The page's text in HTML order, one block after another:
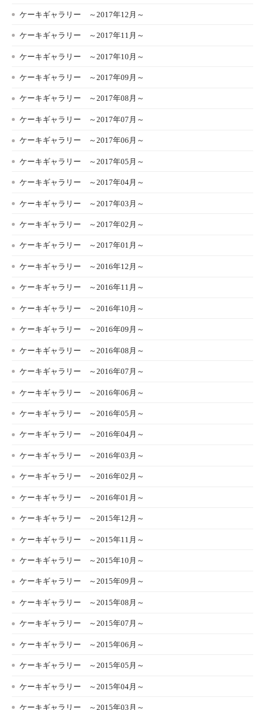
ケーキギャラリー ～2017年12月～
ケーキギャラリー ～2017年11月～
ケーキギャラリー ～2017年10月～
ケーキギャラリー ～2017年09月～
ケーキギャラリー ～2017年08月～
ケーキギャラリー ～2017年07月～
ケーキギャラリー ～2017年06月～
ケーキギャラリー ～2017年05月～
ケーキギャラリー ～2017年04月～
ケーキギャラリー ～2017年03月～
ケーキギャラリー ～2017年02月～
ケーキギャラリー ～2017年01月～
ケーキギャラリー ～2016年12月～
ケーキギャラリー ～2016年11月～
ケーキギャラリー ～2016年10月～
ケーキギャラリー ～2016年09月～
ケーキギャラリー ～2016年08月～
ケーキギャラリー ～2016年07月～
ケーキギャラリー ～2016年06月～
ケーキギャラリー ～2016年05月～
ケーキギャラリー ～2016年04月～
ケーキギャラリー ～2016年03月～
ケーキギャラリー ～2016年02月～
ケーキギャラリー ～2016年01月～
ケーキギャラリー ～2015年12月～
ケーキギャラリー ～2015年11月～
ケーキギャラリー ～2015年10月～
ケーキギャラリー ～2015年09月～
ケーキギャラリー ～2015年08月～
ケーキギャラリー ～2015年07月～
ケーキギャラリー ～2015年06月～
ケーキギャラリー ～2015年05月～
ケーキギャラリー ～2015年04月～
ケーキギャラリー ～2015年03月～